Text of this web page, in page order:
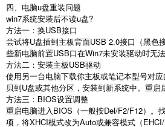
四、电脑u盘重装问题
win7系统安装后不读u盘?
方法一：换USB接口
尝试将U盘插到主板背面USB 2.0接口（黑色
些新电脑前置USB口在Win7未安装驱动时无法
方法二：安装主板USB驱动
使用另一台电脑下载你主板或笔记本型号对应
贝到U盘或其他分区，安装到新系统中。重启
方法三： BIOS设置调整
重启电脑进入BIOS （一般按Del/F2/F12）。
项，将XHCI模式改为Auto或兼容模式（